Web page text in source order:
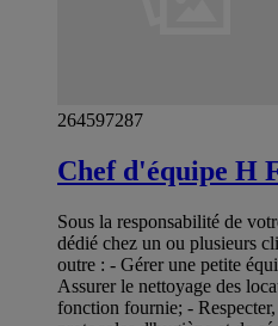
264597287
Chef d'équipe H
Sous la responsabilité de
dédié chez un ou plusieurs
outre : - Gérer une petite
Assurer le nettoyage des
fonction fournie; -